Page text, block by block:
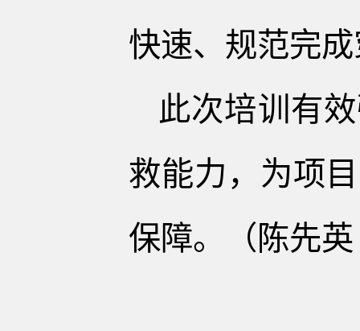
快速、规范完
此次培训有
救能力，为项
保障。（陈先